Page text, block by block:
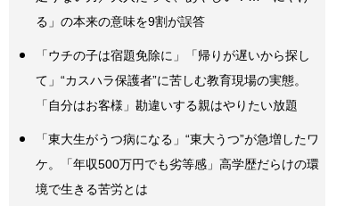
る」の本来の意味を9割が誤答
「ウチの子は宿題免除に」「帰りが遅いから探し
て」“カスハラ保護者”に苦しむ教育現場の実態。
「自分はお客様」勘違いする親はやりたい放題
「東大生がうつ病になる」“東大うつ”が急増したワ
ケ。「年収500万円でも劣等感」高学歴だらけの環
境で生きる苦労とは